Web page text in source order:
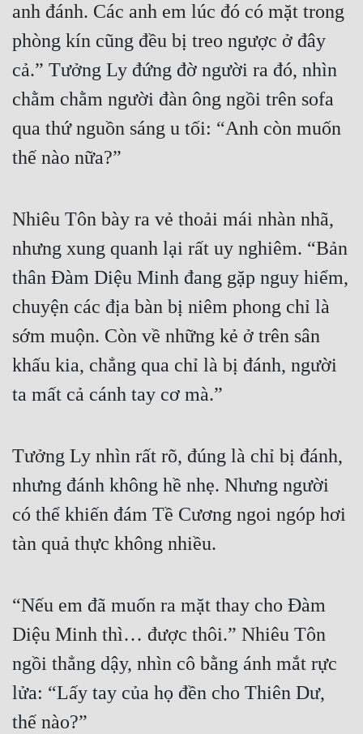
anh đánh. Các anh em lúc đó có mặt trong
phòng kín cũng đều bị treo ngược ở đây
cả.” Tưởng Ly đứng đờ người ra đó, nhìn
chằm chằm người đàn ông ngồi trên sofa
qua thứ nguồn sáng u tối: “Anh còn muốn
thế nào nữa?”
Nhiêu Tôn bày ra vẻ thoải mái nhàn nhã,
nhưng xung quanh lại rất uy nghiêm. “Bản
thân Đàm Diệu Minh đang gặp nguy hiểm,
chuyện các địa bàn bị niêm phong chỉ là
sớm muộn. Còn về những kẻ ở trên sân
khấu kia, chẳng qua chỉ là bị đánh, người
ta mất cả cánh tay cơ mà.”
Tưởng Ly nhìn rất rõ, đúng là chỉ bị đánh,
nhưng đánh không hề nhẹ. Nhưng người
có thể khiến đám Tề Cương ngoi ngóp hơi
tàn quả thực không nhiều.
“Nếu em đã muốn ra mặt thay cho Đàm
Diệu Minh thì… được thôi.” Nhiêu Tôn
ngồi thẳng dậy, nhìn cô bằng ánh mắt rực
lửa: “Lấy tay của họ đền cho Thiên Dư,
thế nào?”